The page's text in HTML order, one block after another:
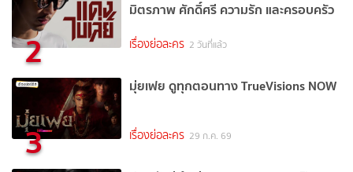
2
มิตรภาพ ศักดิ์ศรี ความรัก และครอบครัว
เรื่องย่อละคร 2 วันที่แล้ว
3
มุ่ยเฟย ดูทุกตอนทาง TrueVisions NOW
เรื่องย่อละคร 29 ก.ค. 69